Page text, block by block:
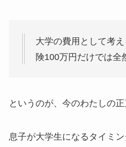
大学の費用として考
険100万円だけでは全
というのが、今のわたしの正
息子が大学生になるタイミ